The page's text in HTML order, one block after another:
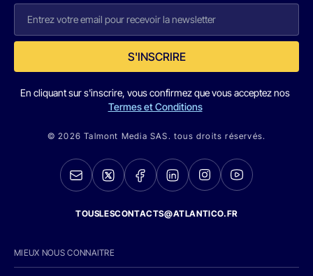
S'INSCRIRE
En cliquant sur s'inscrire, vous confirmez que vous acceptez nos
Termes et Conditions
© 2026 Talmont Media SAS. tous droits réservés.
TOUSLESCONTACTS@ATLANTICO.FR
MIEUX NOUS CONNAITRE